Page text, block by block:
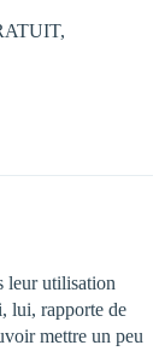
leur utilisation
lui, rapporte de
mettre un peu